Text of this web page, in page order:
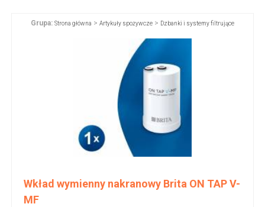
Grupa: Strona główna > Artykuły spożywcze > Dzbanki i systemy filtrujące
Wkład wymienny nakranowy Brita ON TAP V-
MF